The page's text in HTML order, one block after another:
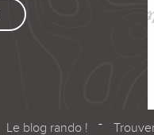
Le blog rando !